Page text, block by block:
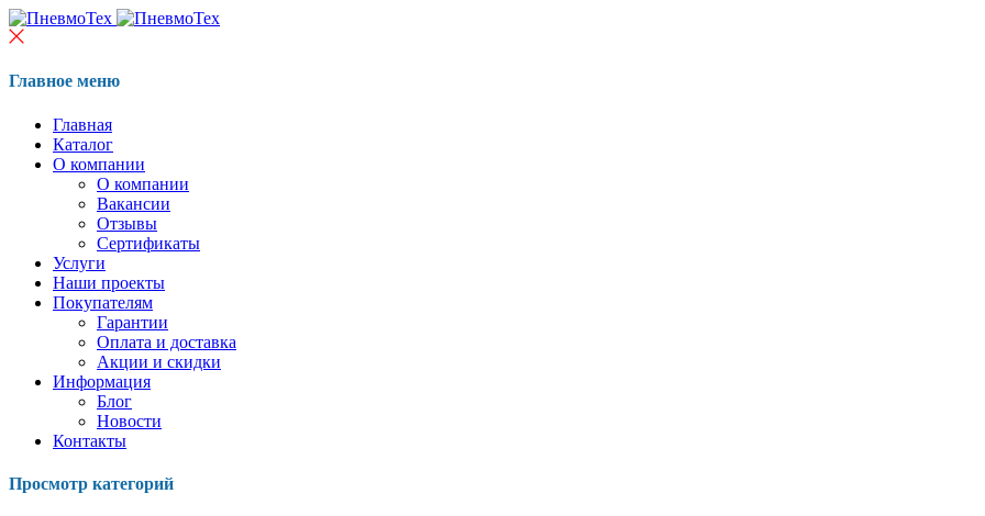
Главное меню
Главная
Каталог
О компании
О компании
Вакансии
Отзывы
Сертификаты
Услуги
Наши проекты
Покупателям
Гарантии
Оплата и доставка
Акции и скидки
Информация
Блог
Новости
Контакты
Просмотр категорий